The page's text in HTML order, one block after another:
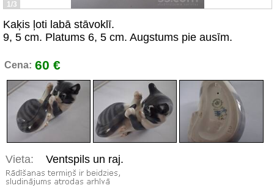
1/3
Kaķis ļoti labā stāvoklī.
9, 5 cm. Platums 6, 5 cm. Augstums pie ausīm.
Cena: 60 €
Vieta: Ventspils un raj.